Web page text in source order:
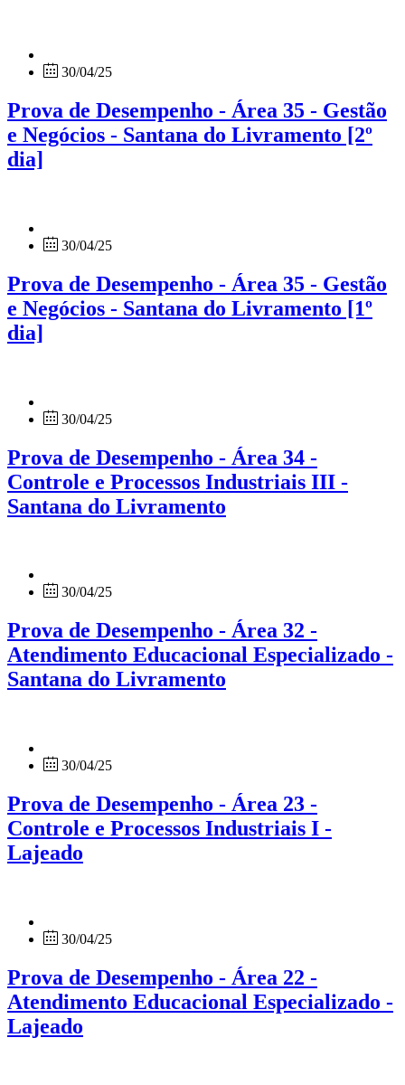
30/04/25
Prova de Desempenho - Área 35 - Gestão
e Negócios - Santana do Livramento [2º
dia]
30/04/25
Prova de Desempenho - Área 35 - Gestão
e Negócios - Santana do Livramento [1º
dia]
30/04/25
Prova de Desempenho - Área 34 -
Controle e Processos Industriais III -
Santana do Livramento
30/04/25
Prova de Desempenho - Área 32 -
Atendimento Educacional Especializado -
Santana do Livramento
30/04/25
Prova de Desempenho - Área 23 -
Controle e Processos Industriais I -
Lajeado
30/04/25
Prova de Desempenho - Área 22 -
Atendimento Educacional Especializado -
Lajeado